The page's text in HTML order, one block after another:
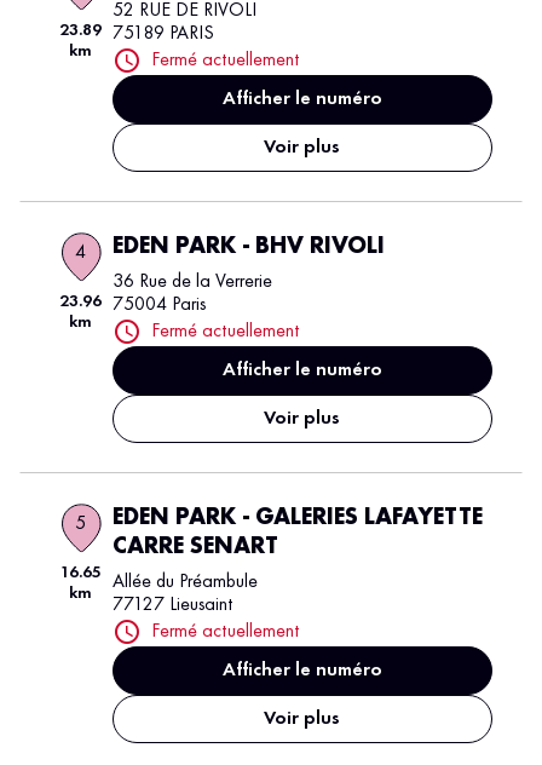
23.89
km
52 RUE DE RIVOLI
75189 PARIS
Fermé actuellement
Afficher le numéro
Voir plus
4
23.96
km
EDEN PARK - BHV RIVOLI
36 Rue de la Verrerie
75004 Paris
Fermé actuellement
Afficher le numéro
Voir plus
5
16.65
km
EDEN PARK - GALERIES LAFAYETTE
CARRE SENART
Allée du Préambule
77127 Lieusaint
Fermé actuellement
Afficher le numéro
Voir plus